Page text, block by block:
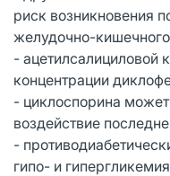
риск возникновения
желудочно-кишечного
- ацетилсалициловой
концентрации
- циклоспорина
воздействие
-
гипо- и